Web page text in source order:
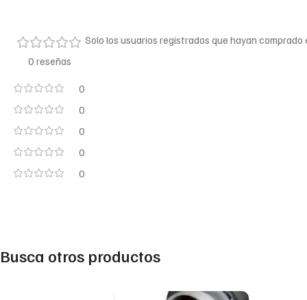
0 reseñas
0
0
0
0
0
Solo los usuarios registrados que hayan
Busca otros productos